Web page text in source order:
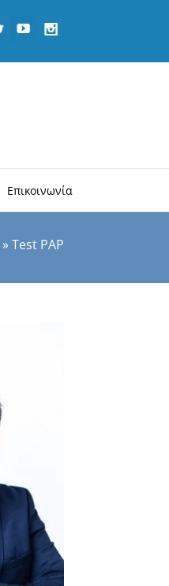
Επικοινωνία
»Test PAP